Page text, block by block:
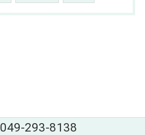
049-293-8138